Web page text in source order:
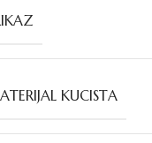
KUCISTA